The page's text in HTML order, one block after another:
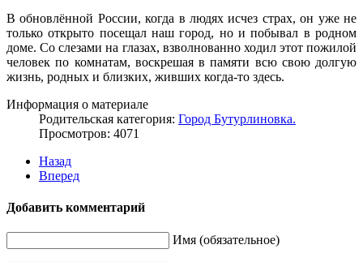
В обновлённой России, когда в людях исчез страх, он уже не
только открыто посещал наш город, но и побывал в родном
доме. Со слезами на глазах, взволнованно ходил этот пожилой
человек по комнатам, воскрешая в памяти всю свою долгую
жизнь, родных и близких, живших когда-то здесь.
Информация о материале
Родительская категория: Город Бутурлиновка.
Просмотров: 4071
Назад
Вперед
Добавить комментарий
Имя (обязательное)